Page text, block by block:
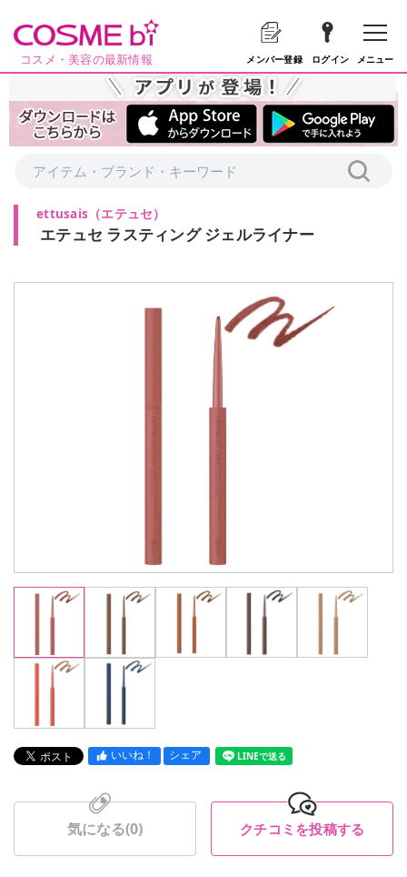
コスメ・美容の最新情報 メンバー登録 ログイン メニュー
ettusais （エテュセ）
エテュセ ラスティング ジェルライナー
いいね！ シェア LINEで送る
気になる(0) クチコミを投稿する